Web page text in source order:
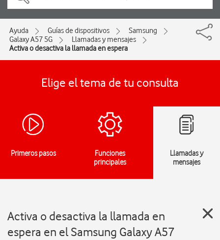
Ayuda Guías de dispositivos
Samsung
Galaxy A57 5G
Llamadas y mensajes
Activa o desactiva la llamada en espera
Elige el tema de tu consulta
Primeros pasos
Funciones
principales
Llamadas y
mensajes
Activa o desactiva la llamada en
espera en el Samsung Galaxy A57